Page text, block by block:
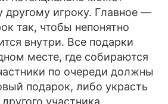
игроку. Главное —
так, чтобы непонятно
внутри. Все подарки
месте, где собираются
по очереди должны
подарок, либо украсть
участника.